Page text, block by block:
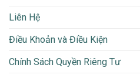
Liên Hệ
Điều Khoản và Điều Kiện
Chính Sách Quyền Riêng Tư